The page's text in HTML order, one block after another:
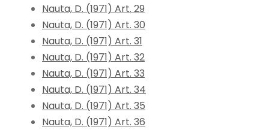
Nauta, D. (1971) Art. 29
Nauta, D. (1971) Art. 30
Nauta, D. (1971) Art. 31
Nauta, D. (1971) Art. 32
Nauta, D. (1971) Art. 33
Nauta, D. (1971) Art. 34
Nauta, D. (1971) Art. 35
Nauta, D. (1971) Art. 36